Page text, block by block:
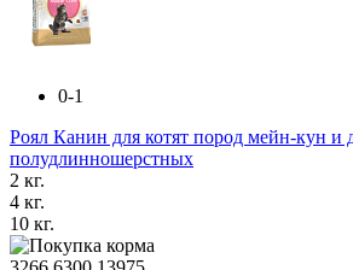
0-1
Роял Канин для котят пород мейн-кун и
полудлинношерстных
2 кг.
4 кг.
10 кг.